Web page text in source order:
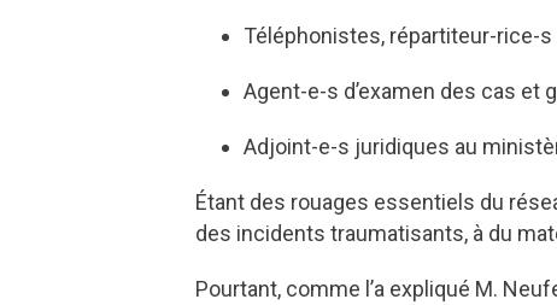
Téléphonistes, répartiteur-rice-
Agent-e-s d’examen des cas et
Adjoint-e-s juridiques au
Étant des rouages essentiels du
des incidents traumatisants, à du
Pourtant, comme l’a expliqué M.